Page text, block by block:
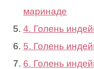
маринаде
4. Голень
5. Голень
6. Голень